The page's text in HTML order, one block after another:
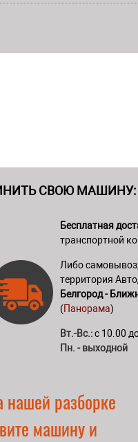
СВОЮ МАШИНУ:
Бесплатная
транспортной
Либо
территория
Белгород -
(Панорама)
Вт.-Вс.:с 10.00
Пн. - выходной
нашей разборке
машину и